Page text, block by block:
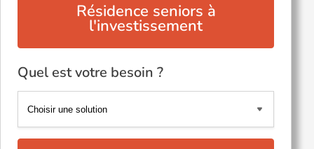
Résidence seniors à
l'investissement
Quel est votre besoin ?